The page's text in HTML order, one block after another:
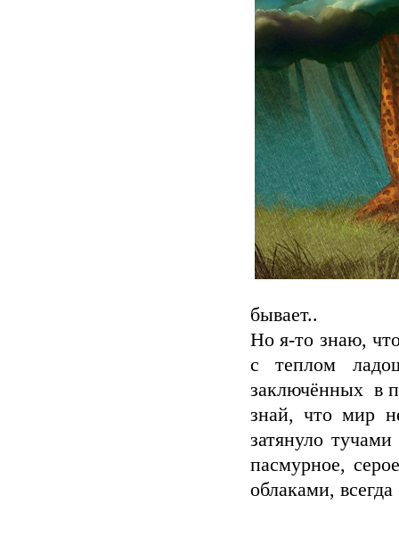
бывает..
Но я-то знаю,
с теплом
заключённых в
знай, что мир
затянуло
пасмурное,
облаками,